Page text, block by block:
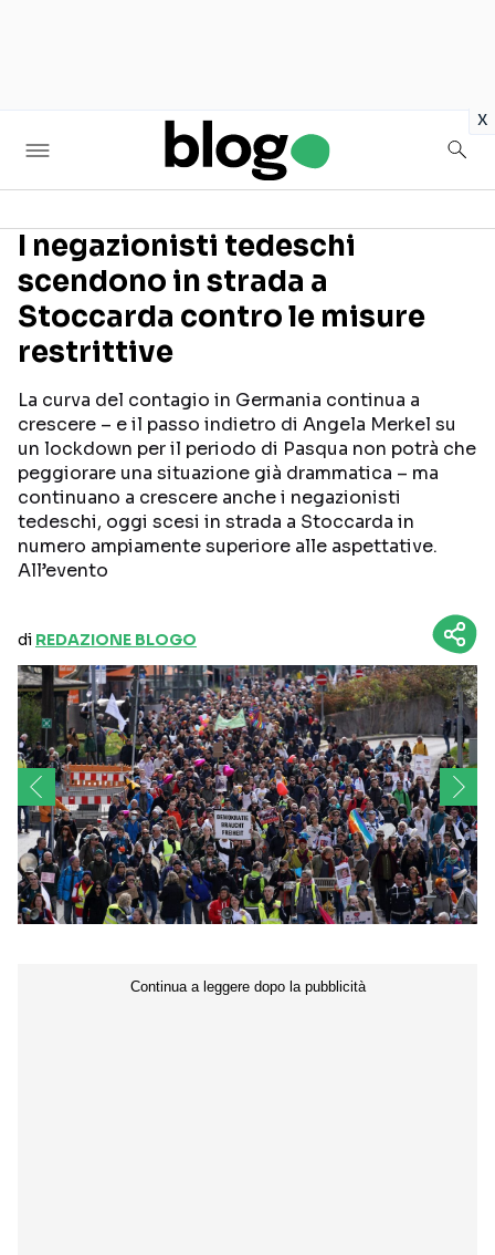
x
Seguici sui social
I negazionisti tedeschi
scendono in strada a
Stoccarda contro le misure
restrittive
La curva del contagio in Germania continua a
crescere – e il passo indietro di Angela Merkel su
un lockdown per il periodo di Pasqua non potrà che
peggiorare una situazione già drammatica – ma
continuano a crescere anche i negazionisti
tedeschi, oggi scesi in strada a Stoccarda in
numero ampiamente superiore alle aspettative.
All’evento
di REDAZIONE BLOGO